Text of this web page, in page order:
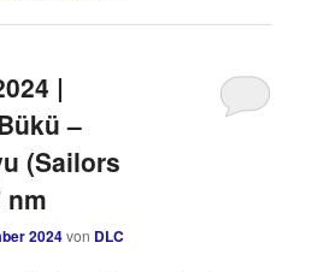
|
–
(Sailors
nm
2024von DLC